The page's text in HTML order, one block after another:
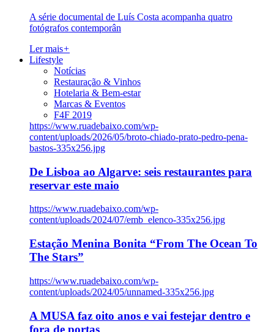
A série documental de Luís Costa acompanha quatro
fotógrafos contemporân
Ler mais+
Lifestyle
Notícias
Restauração & Vinhos
Hotelaria & Bem-estar
Marcas & Eventos
F4F 2019
https://www.ruadebaixo.com/wp-
content/uploads/2026/05/broto-chiado-prato-pedro-pena-
bastos-335x256.jpg
De Lisboa ao Algarve: seis restaurantes para
reservar este maio
https://www.ruadebaixo.com/wp-
content/uploads/2024/07/emb_elenco-335x256.jpg
Estação Menina Bonita “From The Ocean To
The Stars”
https://www.ruadebaixo.com/wp-
content/uploads/2024/05/unnamed-335x256.jpg
A MUSA faz oito anos e vai festejar dentro e
fora de portas